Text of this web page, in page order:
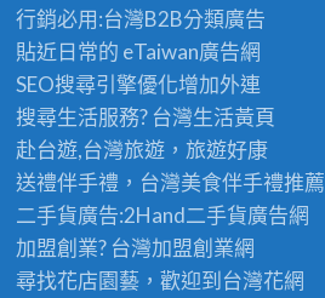
行銷必用:台灣B2B分類廣告
貼近日常的 eTaiwan廣告網
SEO搜尋引擎優化增加外連
搜尋生活服務? 台灣生活黃頁
赴台遊,台灣旅遊 ，旅遊好康
送禮伴手禮，台灣美食伴手禮推薦
二手貨廣告:2Hand二手貨廣告網
加盟創業? 台灣加盟創業網
尋找花店園藝，歡迎到台灣花網